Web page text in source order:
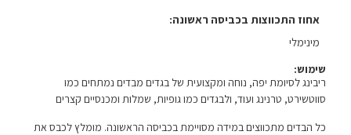
אחוז התכווצות בכביסה ראשונה
מינימלי
שימוש:
ריבינג לסיומת יפה, נוחה ומקצועית של בגדים מבדים נמתחים כמו
סווטשירט, טרנינג ועוד, ולבגדים כמו גופיות, שמלות ומכנסיים קצרים
כל הבדים מתכווצים במידה מסויימת בכביסה הראשונה. מומלץ לכבס את